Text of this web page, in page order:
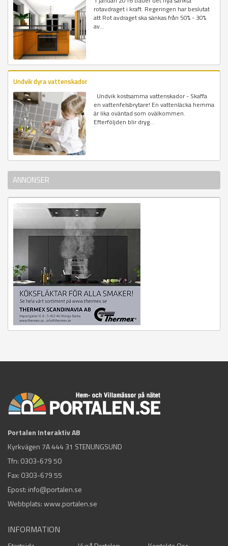
rotavdraget i kraft. Regeringen har beslutat
att Rot avdraget ska sänkas från 50% - 30%
av...
Undvik dyra vattenskador
Undvik kostsamma vattenskador - Skaffa
en vattenfelsbrytare! En vattenläcka hemma
är lika oväntad som ovälkommen.
Efterföljden blir dryg...
ANNONSER
Portalen Interaktiv AB
Kyrkvägen 7A 444 31 STENUNGSUND
Tfn: 0303-679 50
Fax: 0303-679 55
Epost: info@portalen.se
Webbplats: www.portalen.se
INFORMATION